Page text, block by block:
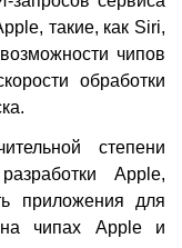
такие, как Siri,
чипов
обработки
степени
Apple,
приложения для
чипах Apple и